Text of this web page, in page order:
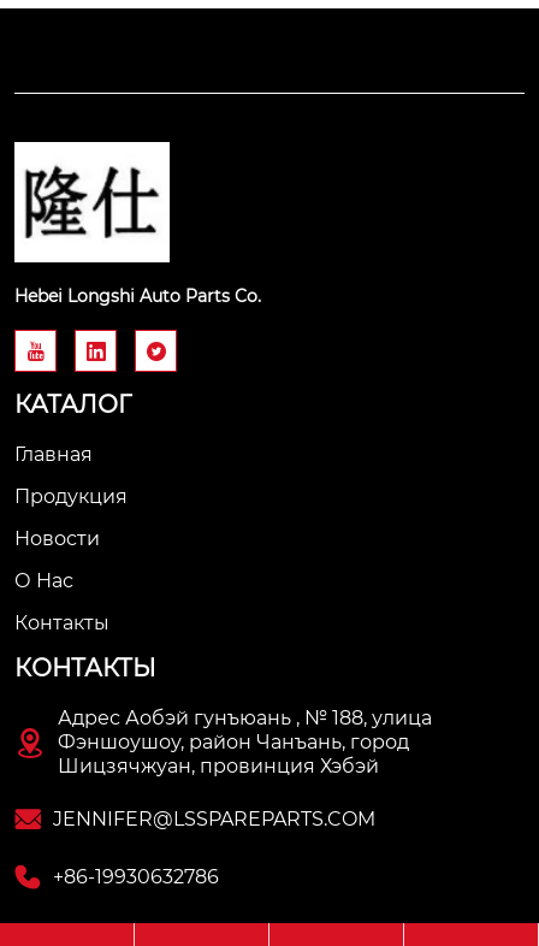
Hebei Longshi Auto Parts Co.
  
КАТАЛОГ
Главная
Продукция
Новости
О Нас
Контакты
КОНТАКТЫ

Адрес Аобэй гунъюань , № 188, улица
Фэншоушоу, район Чанъань, город
Шицзячжуан, провинция Хэбэй
 JENNIFER@LSSPAREPARTS.COM
 +86-19930632786